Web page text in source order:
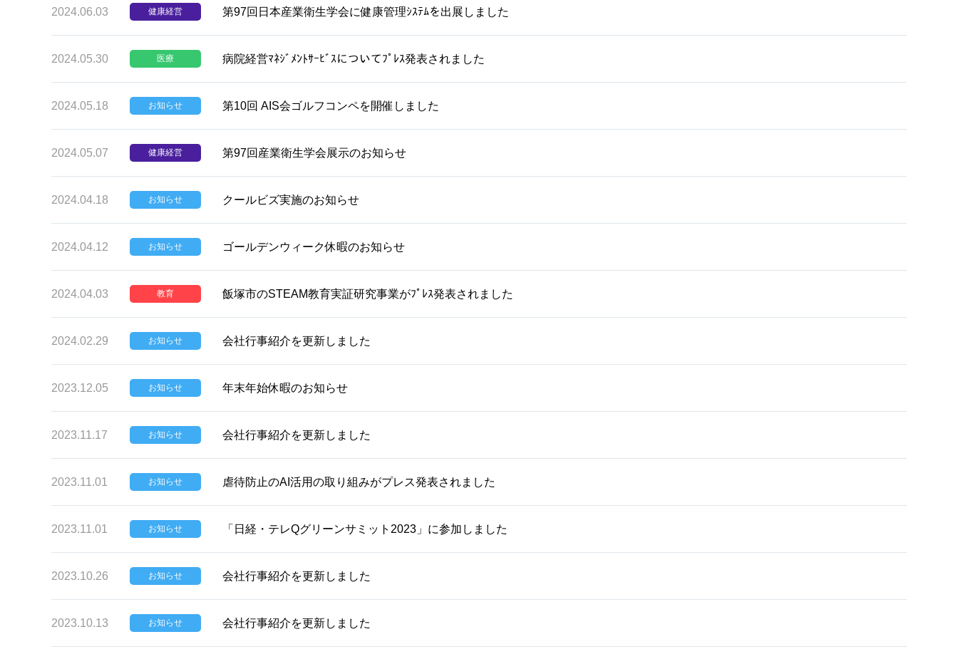
2024.06.03 健康経営 第97回日本産業衛生学会に健康管理ｼｽﾃﾑを出展しました
2024.05.30 医療 病院経営ﾏﾈｼﾞﾒﾝﾄｻｰﾋﾞｽについてﾌﾟﾚｽ発表されました
2024.05.18 お知らせ 第10回 AIS会ゴルフコンペを開催しました
2024.05.07 健康経営 第97回産業衛生学会展示のお知らせ
2024.04.18 お知らせ クールビズ実施のお知らせ
2024.04.12 お知らせ ゴールデンウィーク休暇のお知らせ
2024.04.03 教育 飯塚市のSTEAM教育実証研究事業がﾌﾟﾚｽ発表されました
2024.02.29 お知らせ 会社行事紹介を更新しました
2023.12.05 お知らせ 年末年始休暇のお知らせ
2023.11.17 お知らせ 会社行事紹介を更新しました
2023.11.01 お知らせ 虐待防止のAI活用の取り組みがプレス発表されました
2023.11.01 お知らせ 「日経・テレQグリーンサミット2023」に参加しました
2023.10.26 お知らせ 会社行事紹介を更新しました
2023.10.13 お知らせ 会社行事紹介を更新しました